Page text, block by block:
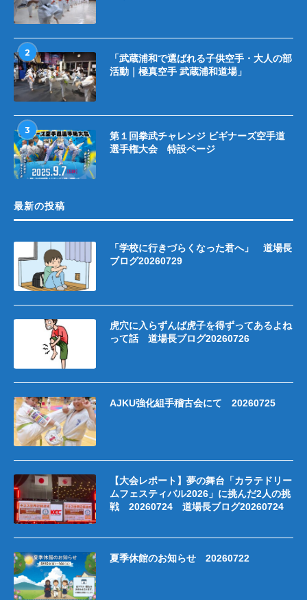
2
「武蔵浦和で選ばれる子供空手・大人の部
活動｜極真空手 武蔵浦和道場」
3
第１回拳武チャレンジ ビギナーズ空手道
選手権大会 特設ページ
最新の投稿
「学校に行きづらくなった君へ」 道場長
ブログ20260729
虎穴に入らずんば虎子を得ずってあるよね
って話 道場長ブログ20260726
AJKU強化組手稽古会にて 20260725
【大会レポート】夢の舞台「カラテドリー
ムフェスティバル2026」に挑んだ2人の挑
戦 20260724 道場長ブログ20260724
夏季休館のお知らせ 20260722